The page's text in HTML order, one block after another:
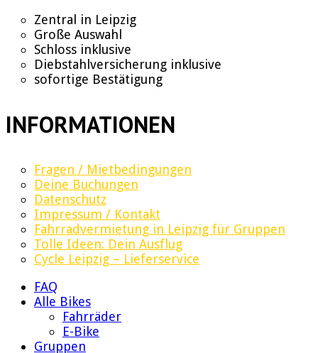
Zentral in Leipzig
Große Auswahl
Schloss inklusive
Diebstahlversicherung inklusive
sofortige Bestätigung
INFORMATIONEN
Fragen / Mietbedingungen
Deine Buchungen
Datenschutz
Impressum / Kontakt
Fahrradvermietung in Leipzig für Gruppen
Tolle Ideen: Dein Ausflug
Cycle Leipzig – Lieferservice
FAQ
Alle Bikes
Fahrräder
E-Bike
Gruppen